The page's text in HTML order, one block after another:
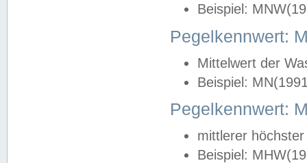
Beispiel:
Pegelkennwert:
Mittelwert der
Beispiel:
Pegelkennwert:
mittlerer
Beispiel: